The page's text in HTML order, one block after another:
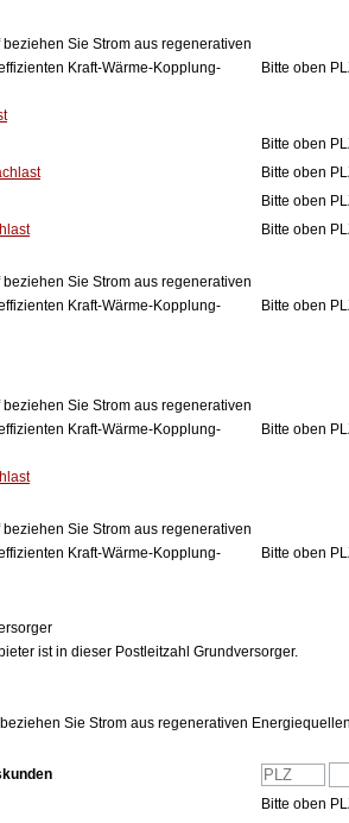
beziehen Sie Strom aus regenerativen
Kraft-Wärme-Kopplung-
Bitte oben
Bitte oben
Bitte oben
Bitte oben
Bitte oben
beziehen Sie Strom aus regenerativen
Kraft-Wärme-Kopplung-
Bitte oben
beziehen Sie Strom aus regenerativen
Kraft-Wärme-Kopplung-
Bitte oben
beziehen Sie Strom aus regenerativen
Kraft-Wärme-Kopplung-
Bitte oben
ist in dieser Postleitzahl Grundversorger.
Sie Strom aus regenerativen
Bitte oben